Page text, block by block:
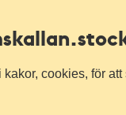
cookies, för